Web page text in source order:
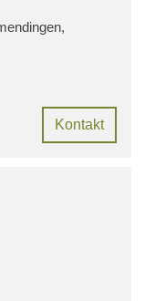
Kontakt